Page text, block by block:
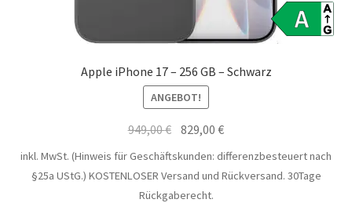
Apple iPhone 17 – 256 GB – Schwarz
ANGEBOT!
949,00€ Ursprünglicher
Preis
949,00 €
829,00€Aktueller
Preis
ist:
inkl. MwSt. (Hinweis für Geschäftskunden: differenzbesteuert nach
§25a UStG.) KOSTENLOSER Versand und Rückversand. 30Tage
Rückgaberecht.